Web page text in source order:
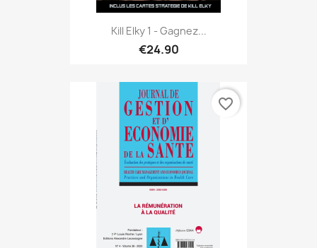
Kill Elky 1 - Gagnez...
€24.90
favorite_border